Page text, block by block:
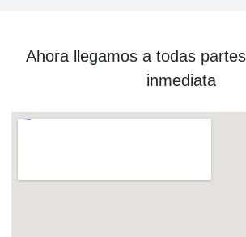
Ahora llegamos a todas
inmediata